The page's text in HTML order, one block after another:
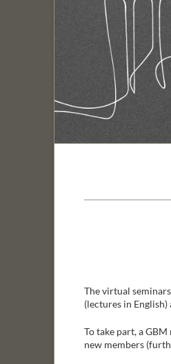
The virtual
(lectures in English)
To take part, a
new members